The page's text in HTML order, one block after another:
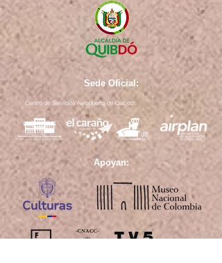
Sede Oficial:
Apoyan: